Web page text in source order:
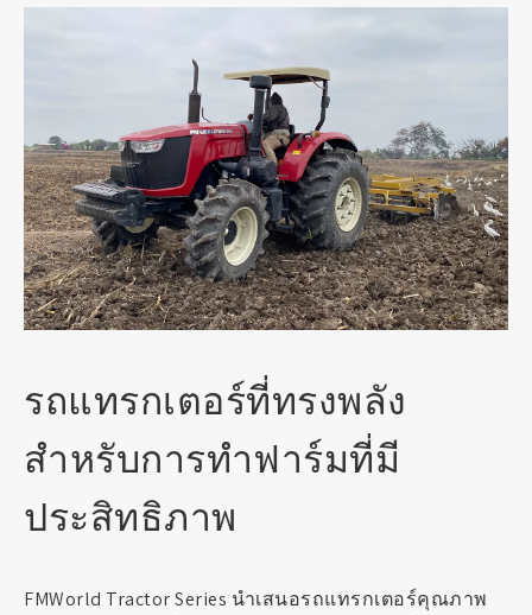
รถแทรกเตอร์ที่ทรงพลัง
สำหรับการทำฟาร์มที่มี
ประสิทธิภาพ
FMWorld Tractor Series นำเสนอรถแทรกเตอร์คุณภาพ